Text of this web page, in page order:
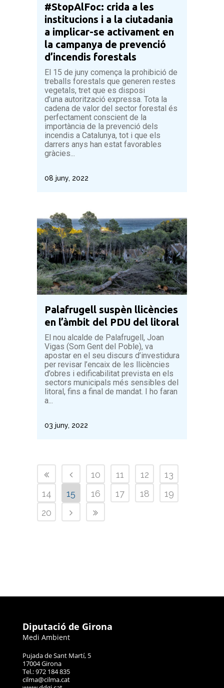
#StopAlFoc: crida a les
institucions i a la ciutadania
a implicar-se activament en
la campanya de prevenció
d’incendis forestals
El 15 de juny comença la prohibició de
treballs forestals que generen restes
vegetals, tret que es disposi
d’una autorització expressa. Tota la
cadena de valor del sector forestal és
perfectament conscient de la
importància de la prevenció dels
incendis a Catalunya, tot i que els
darrers anys han estat favorables
gràcies...
08 juny, 2022
Palafrugell suspèn llicències
en l’àmbit del PDU del litoral
El nou alcalde de Palafrugell, Joan
Vigas (Som Gent del Poble), va
apostar en el seu discurs d’investidura
per revisar l’encaix de les llicències
d’obres i edificabilitat prevista en els
sectors municipals més sensibles del
litoral, fins a final de mandat. I ho faran
a...
03 juny, 2022
10 11 12
13
14
15 16 17 18
19
20
Diputació de Girona
Medi Ambient
Pujada de Sant Martí, 5
17004 Girona
Tel.: 972 184 835
cilma@cilma.cat